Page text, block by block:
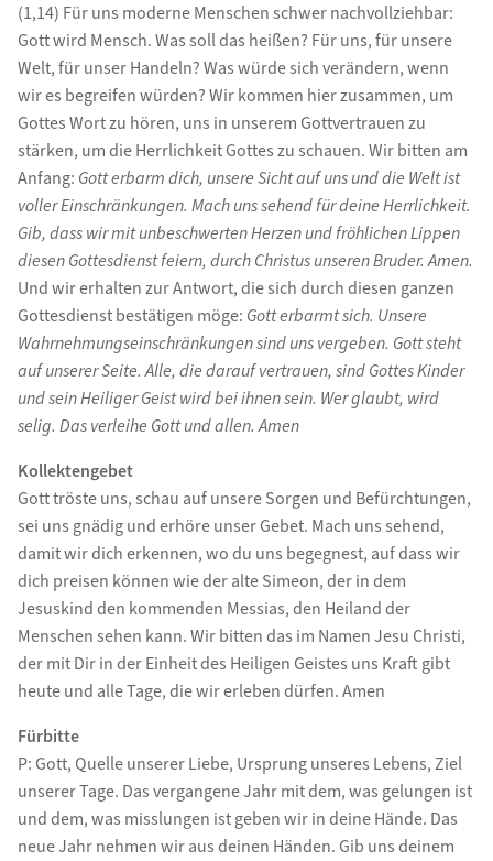
(1,14) Für uns moderne Menschen schwer nachvollziehbar:
Gott wird Mensch. Was soll das heißen? Für uns, für unsere
Welt, für unser Handeln? Was würde sich verändern, wenn
wir es begreifen würden? Wir kommen hier zusammen, um
Gottes Wort zu hören, uns in unserem Gottvertrauen zu
stärken, um die Herrlichkeit Gottes zu schauen. Wir bitten am
Anfang: Gott erbarm dich, unsere Sicht auf uns und die Welt ist
voller Einschränkungen. Mach uns sehend für deine Herrlichkeit.
Gib, dass wir mit unbeschwerten Herzen und fröhlichen Lippen
diesen Gottesdienst feiern, durch Christus unseren Bruder. Amen.
Und wir erhalten zur Antwort, die sich durch diesen ganzen
Gottesdienst bestätigen möge: Gott erbarmt sich. Unsere
Wahrnehmungseinschränkungen sind uns vergeben. Gott steht
auf unserer Seite. Alle, die darauf vertrauen, sind Gottes Kinder
und sein Heiliger Geist wird bei ihnen sein. Wer glaubt, wird
selig. Das verleihe Gott und allen. Amen
Kollektengebet
Gott tröste uns, schau auf unsere Sorgen und Befürchtungen,
sei uns gnädig und erhöre unser Gebet. Mach uns sehend,
damit wir dich erkennen, wo du uns begegnest, auf dass wir
dich preisen können wie der alte Simeon, der in dem
Jesuskind den kommenden Messias, den Heiland der
Menschen sehen kann. Wir bitten das im Namen Jesu Christi,
der mit Dir in der Einheit des Heiligen Geistes uns Kraft gibt
heute und alle Tage, die wir erleben dürfen. Amen
Fürbitte
P: Gott, Quelle unserer Liebe, Ursprung unseres Lebens, Ziel
unserer Tage. Das vergangene Jahr mit dem, was gelungen ist
und dem, was misslungen ist geben wir in deine Hände. Das
neue Jahr nehmen wir aus deinen Händen. Gib uns deinem